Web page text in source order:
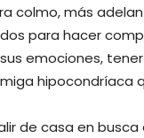
colmo, más
para hacer
emociones,
de casa en